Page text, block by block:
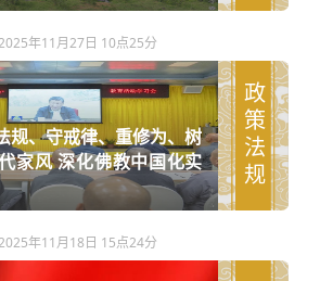
年11月27日 10点25分
规、守戒律、重修为、树
家风 深化佛教中国化实
政策法规
年11月18日 15点24分